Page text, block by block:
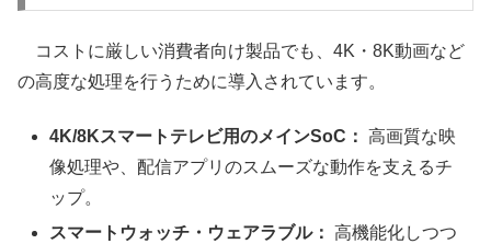
コストに厳しい消費者向け製品でも、4K・8K動画など
の高度な処理を行うために導入されています。
4K/8Kスマートテレビ用のメインSoC：
高画質な映
像処理や、配信アプリのスムーズな動作を支えるチ
ップ。
スマートウォッチ・ウェアラブル： 高機能化しつつ